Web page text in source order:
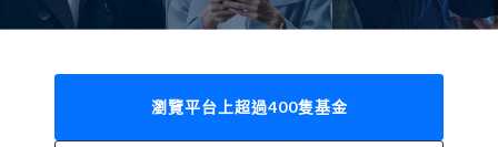
瀏覽平台上超過400隻基金